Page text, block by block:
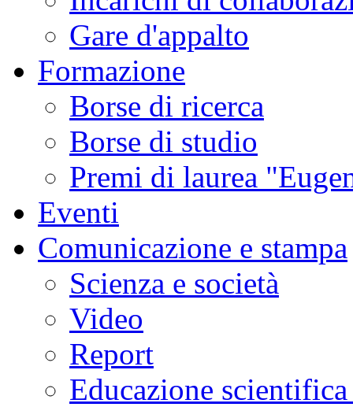
Gare d'appalto
Formazione
Borse di ricerca
Borse di studio
Premi di laurea
Eventi
Comunicazione e stampa
Scienza e società
Video
Report
Educazione